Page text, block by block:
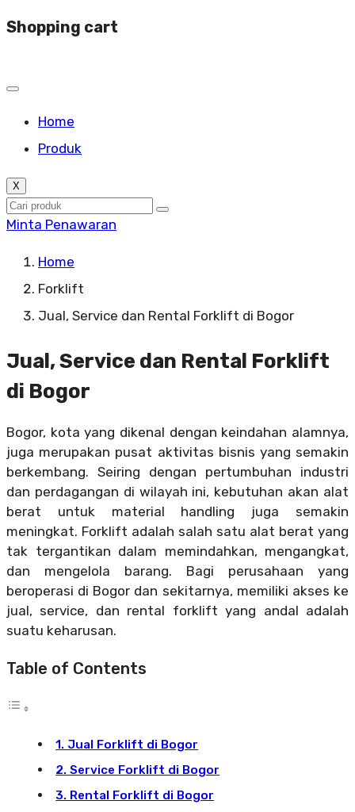
Shopping cart
Home
Produk
X
Minta Penawaran
Home
Forklift
Jual, Service dan Rental Forklift di Bogor
Jual, Service dan Rental Forklift
di Bogor
Bogor, kota yang dikenal dengan keindahan alamnya,
juga merupakan pusat aktivitas bisnis yang semakin
berkembang. Seiring dengan pertumbuhan industri
dan perdagangan di wilayah ini, kebutuhan akan alat
berat untuk material handling juga semakin
meningkat. Forklift adalah salah satu alat berat yang
tak tergantikan dalam memindahkan, mengangkat,
dan mengelola barang. Bagi perusahaan yang
beroperasi di Bogor dan sekitarnya, memiliki akses ke
jual, service, dan rental forklift yang andal adalah
suatu keharusan.
Table of Contents
1. Jual Forklift di Bogor
2. Service Forklift di Bogor
3. Rental Forklift di Bogor